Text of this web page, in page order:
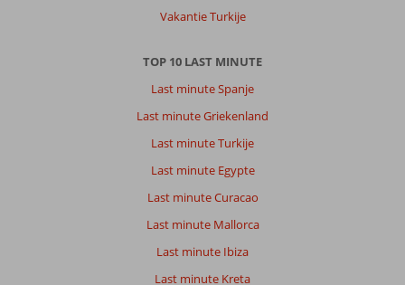
Vakantie Turkije
TOP 10 LAST MINUTE
Last minute Spanje
Last minute Griekenland
Last minute Turkije
Last minute Egypte
Last minute Curacao
Last minute Mallorca
Last minute Ibiza
Last minute Kreta